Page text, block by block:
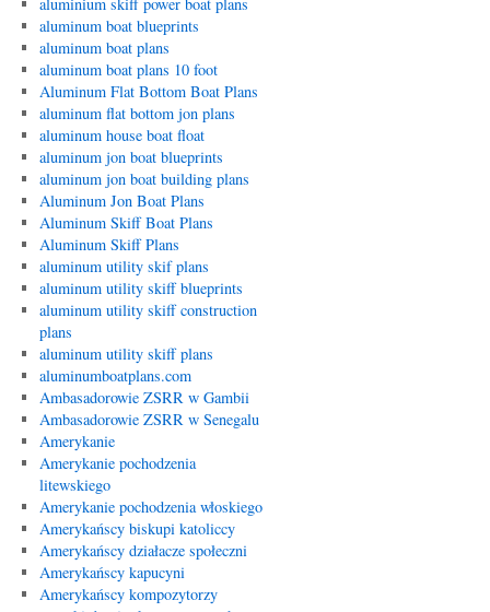
aluminum boat blueprints
aluminum boat plans
aluminum boat plans 10 foot
Aluminum Flat Bottom Boat Plans
aluminum flat bottom jon plans
aluminum house boat float
aluminum jon boat blueprints
aluminum jon boat building plans
Aluminum Jon Boat Plans
Aluminum Skiff Boat Plans
Aluminum Skiff Plans
aluminum utility skif plans
aluminum utility skiff blueprints
aluminum utility skiff construction
plans
aluminum utility skiff plans
aluminumboatplans.com
Ambasadorowie ZSRR w Gambii
Ambasadorowie ZSRR w Senegalu
Amerykanie
Amerykanie pochodzenia
litewskiego
Amerykanie pochodzenia włoskiego
Amerykańscy biskupi katoliccy
Amerykańscy działacze społeczni
Amerykańscy kapucyni
Amerykańscy kompozytorzy